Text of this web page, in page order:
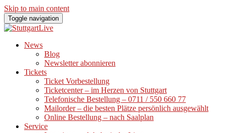
Skip to main content
Toggle navigation
News
Blog
Newsletter abonnieren
Tickets
Ticket Vorbestellung
Ticketcenter – im Herzen von Stuttgart
Telefonische Bestellung – 0711 / 550 660 77
Mailorder – die besten Plätze persönlich ausgewählt
Online Bestellung – nach Saalplan
Service